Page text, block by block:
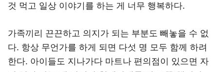
것 먹고 일상 이야기를 하는 게 너무 행복하다.
가족끼리 끈끈하고 의지가 되는 부분도 빼놓을 수 없
다. 항상 무언가를 하게 되면 다섯 명 모두 함께 하려
한다. 아이들도 지나가다 마트나 편의점이 있으면 자